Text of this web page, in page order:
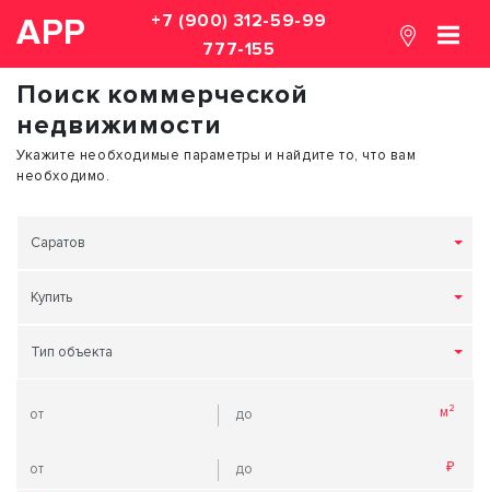
АРР
+7 (900) 312-59-99
777-155
Поиск коммерческой
недвижимости
Укажите необходимые параметры и найдите то, что вам
необходимо.
Саратов
Купить
Тип объекта